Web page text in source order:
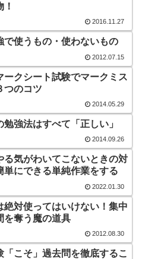
2016.11.27
で使うもの・使わないもの
2012.07.15
ークシート試験でマークミス
つのコツ
2014.05.29
勉強法はすべて「正しい」
2014.09.26
る気がわいてこないときの対
単にできる単純作業をする
2022.01.30
絶対使ってはいけない！集中
を奪う魔の道具
2012.08.30
「こそ」過去問を徹底するこ